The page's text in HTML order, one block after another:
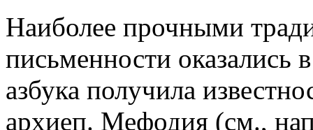
Наиболее прочными
письменности оказались
азбука получила
архиеп. Мефодия (см.,